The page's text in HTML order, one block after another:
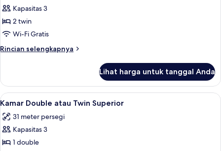
Kamar
Twin
Standar
Kapasitas 3
2 twin
Wi-Fi Gratis
Rincian selengkapnya
Rincian
Kamar
Twin
Standar
Lihat harga untuk tanggal Anda
Lihat
semua
foto
untuk
Kamar
Kamar Double atau Twin Superior |
7
Kamar Double atau Twin Superior
31 meter persegi
Kapasitas 3
1 double